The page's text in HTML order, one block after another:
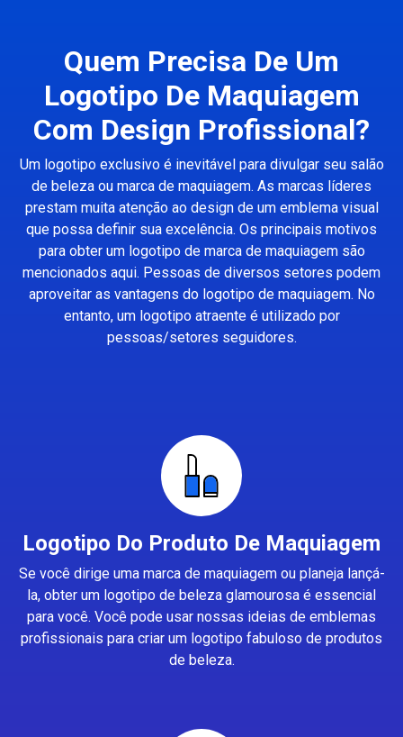
Quem Precisa De Um
Logotipo De Maquiagem
Com Design Profissional?
Um logotipo exclusivo é inevitável para divulgar seu salão
de beleza ou marca de maquiagem. As marcas líderes
prestam muita atenção ao design de um emblema visual
que possa definir sua excelência. Os principais motivos
para obter um logotipo de marca de maquiagem são
mencionados aqui. Pessoas de diversos setores podem
aproveitar as vantagens do logotipo de maquiagem. No
entanto, um logotipo atraente é utilizado por
pessoas/setores seguidores.
Logotipo Do Produto De Maquiagem
Se você dirige uma marca de maquiagem ou planeja lançá-
la, obter um logotipo de beleza glamourosa é essencial
para você. Você pode usar nossas ideias de emblemas
profissionais para criar um logotipo fabuloso de produtos
de beleza.